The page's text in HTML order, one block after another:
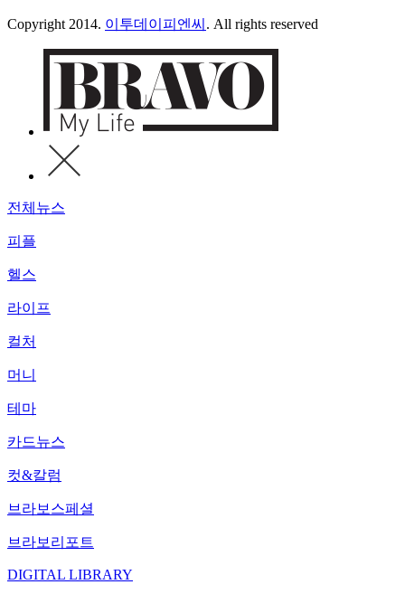
Copyright 2014. 이투데이피엔씨 . All rights reserved
전체뉴스
피플
헬스
라이프
컬처
머니
테마
카드뉴스
컷&칼럼
브라보스페셜
브라보리포트
DIGITAL LIBRARY